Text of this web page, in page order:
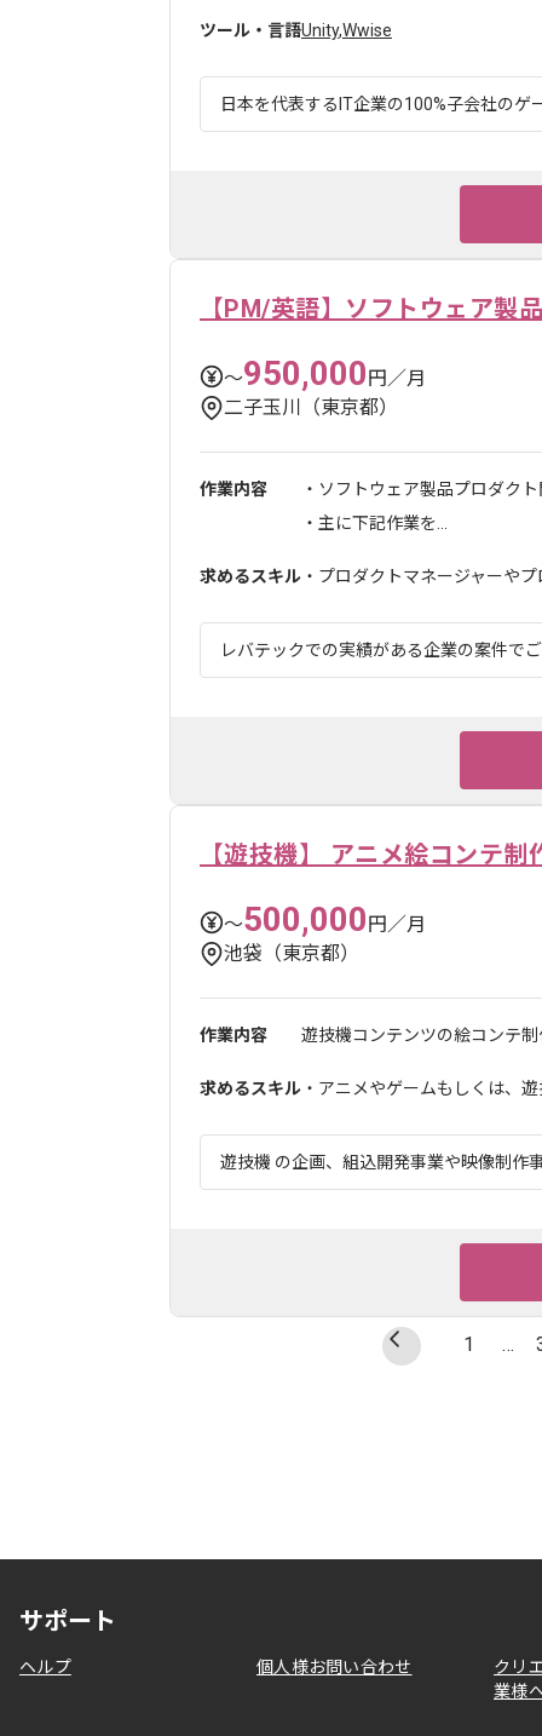
ツール・言語Unity,Wwise
日本を代表するIT企業の100%子会社のゲ
【PM/英語】ソフトウェア製
〜950,000円／月
二子玉川（東京都）
作業内容
・ソフトウェア製品プロダク
・主に下記作業を...
求めるスキル ・プロダクトマネージャーや
レバテックでの実績がある企業の案件で
【遊技機】 アニメ絵コンテ制
〜500,000円／月
池袋（東京都）
作業内容 遊技機コンテンツの絵コンテ
求めるスキル ・アニメやゲームもしくは、
遊技機 の企画、組込開発事業や映像制作
1 …
サポート
ヘルプ 個人様お問い合わせ
クリ
業様